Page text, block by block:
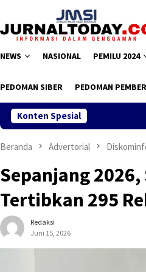
NEWS NASIONAL PEMILU 2024
PEDOMAN SIBER PEDOMAN
Konten Spesial
Beranda Advertorial
Sepanjang
Tertibkan 295
Redaksi
Juni 15, 2026